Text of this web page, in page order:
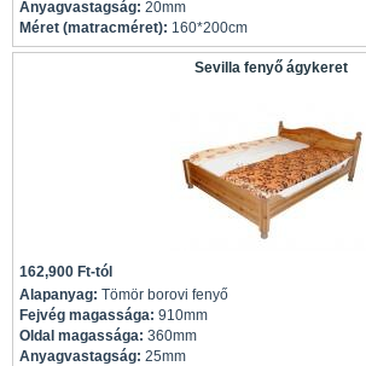
Anyagvastagság: 20mm
Méret (matracméret): 160*200cm
Sevilla fenyő ágykeret
162,900 Ft-tól
Alapanyag: Tömör borovi fenyő
Fejvég magassága: 910mm
Oldal magassága: 360mm
Anyagvastagság: 25mm